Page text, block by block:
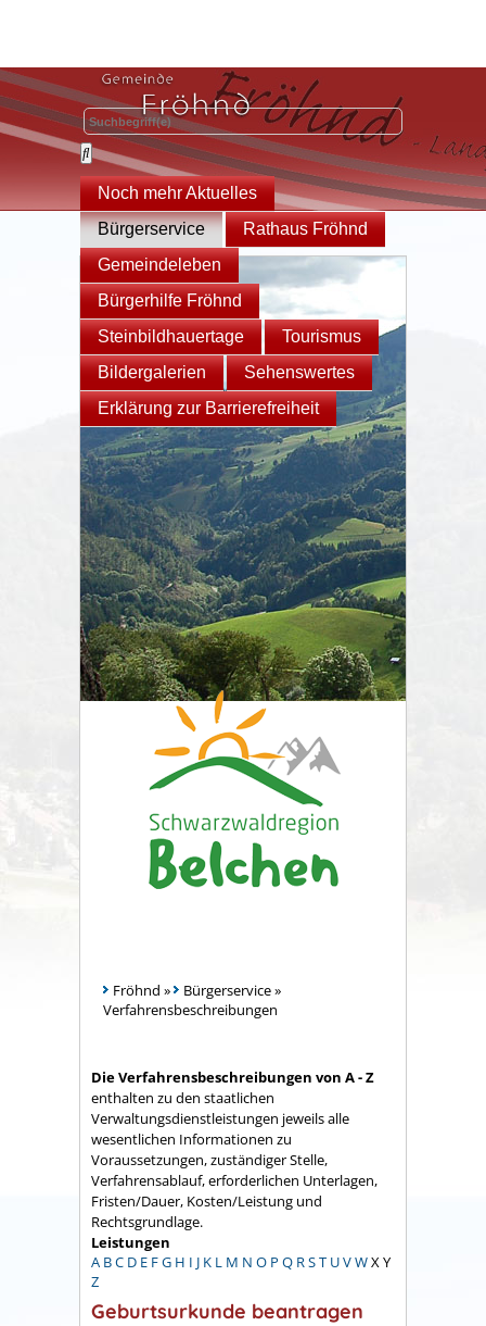
Noch mehr Aktuelles
Bürgerservice
Rathaus Fröhnd
Gemeindeleben
Bürgerhilfe Fröhnd
Steinbildhauertage
Tourismus
Bildergalerien
Sehenswertes
Erklärung zur Barrierefreiheit
Fröhnd » Bürgerservice»
Verfahrensbeschreibungen
Die Verfahrensbeschreibungen von A - Z
enthalten zu den staatlichen
Verwaltungsdienstleistungen jeweils alle
wesentlichen Informationen zu
Voraussetzungen, zuständiger Stelle,
Verfahrensablauf, erforderlichen Unterlagen,
Fristen/Dauer, Kosten/Leistung und
Rechtsgrundlage.
Leistungen
A BC D E FG H I J K L M N O P Q RST UVWX Y
Z
Geburtsurkunde beantragen